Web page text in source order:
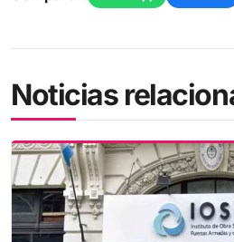
Noticias